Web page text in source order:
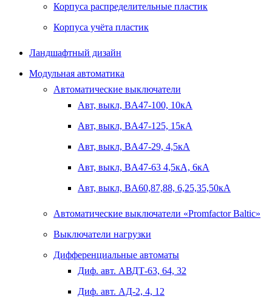
Корпуса распределительные пластик
Корпуса учёта пластик
Ландшафтный дизайн
Модульная автоматика
Автоматические выключатели
Авт, выкл, BA47-100, 10кА
Авт, выкл, BA47-125, 15кА
Авт, выкл, BA47-29, 4,5кА
Авт, выкл, BA47-63 4,5кА, 6кА
Авт, выкл, BA60,87,88, 6,25,35,50кА
Автоматические выключатели «Promfactor Baltic»
Выключатели нагрузки
Дифференциальные автоматы
Диф. авт. АВДТ-63, 64, 32
Диф. авт. АД-2, 4, 12